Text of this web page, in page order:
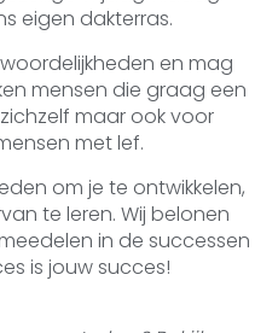
eigen dakterras.
en mag
mensen die graag een
maar ook voor
met lef.
om je te ontwikkelen,
te leren. Wij belonen
in de successen
is jouw succes!